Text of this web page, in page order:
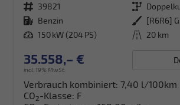
Fahrzeugnr. 39821 Getriebe
Kraftstoff Benzin Außenfarbe
Leistung 150 kW (204 PS) Kilometerstand 20 km
35.558,– €
incl. 19% MwSt.
Verbrauch kombiniert: 7,40 l/100km
CO2-Klasse: F